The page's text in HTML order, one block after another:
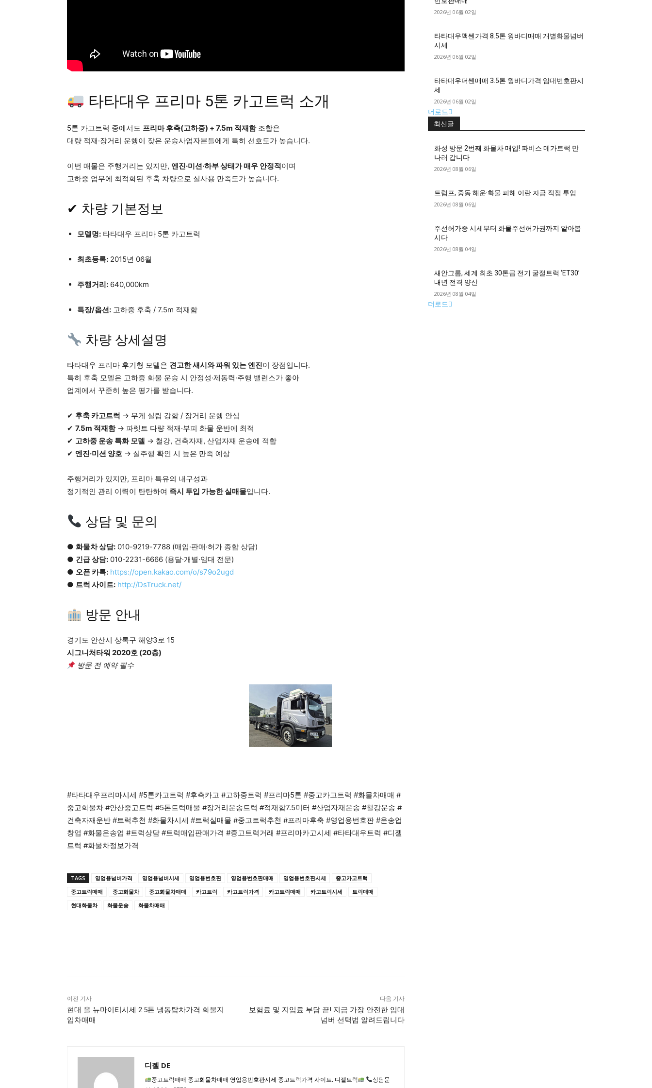
타타대우 프리마 5톤 카고트럭 소개
5톤 카고트럭 중에서도 프리마 후축(고하중) + 7.5m 적재함조합은
대량 적재·장거리 운행이 잦은 운송사업자분들에게 특히 선호도가 높습니다.
이번 매물은 주행거리는 있지만, 엔진·미션·하부 상태가 매우 안정적이며
고하중 업무에 최적화된 후축 차량으로 실사용 만족도가 높습니다.
✔ 차량 기본정보
모델명: 타타대우 프리마 5톤 카고트럭
최초등록: 2015년 06월
주행거리: 640,000km
특장/옵션: 고하중 후축 / 7.5m 적재함
차량 상세설명
타타대우 프리마 후기형 모델은 견고한 섀시와 파워 있는 엔진이 장점입니다.
특히 후축 모델은 고하중 화물 운송 시 안정성·제동력·주행 밸런스가 좋아
업계에서 꾸준히 높은 평가를 받습니다.
✔ 후축 카고트럭 → 무게 실림 강함 / 장거리 운행 안심
✔ 7.5m 적재함→ 파렛트 다량 적재·부피 화물 운반에 최적
✔ 고하중 운송 특화 모델 → 철강, 건축자재, 산업자재 운송에 적합
✔ 엔진·미션 양호 → 실주행 확인 시 높은 만족 예상
주행거리가 있지만, 프리마 특유의 내구성과
정기적인 관리 이력이 탄탄하여 즉시 투입 가능한 실매물입니다.
상담 및 문의
● 화물차 상담: 010-9219-7788 (매입·판매·허가 종합 상담)
● 긴급 상담: 010-2231-6666 (용달·개별·임대 전문)
● 오픈 카톡: https://open.kakao.com/o/s79o2ugd
● 트럭 사이트: http://DsTruck.net/
방문 안내
경기도 안산시 상록구 해양3로 15
시그니처타워 2020호 (20층)
방문 전 예약 필수
#타타대우프리마시세 #5톤카고트럭 #후축카고 #고하중트럭 #프리마5톤 #중고카고트럭 #화물차매매 #
중고화물차 #안산중고트럭 #5톤트럭매물 #장거리운송트럭 #적재함7.5미터 #산업자재운송 #철강운송 #
건축자재운반 #트럭추천 #화물차시세 #트럭실매물 #중고트럭추천 #프리마후축 #영업용번호판 #운송업
창업 #화물운송업 #트럭상담 #트럭매입판매가격 #중고트럭거래 #프리마카고시세 #타타대우트럭 #디젤
트럭 #화물차정보가격
TAGS 영업용넘버가격 영업용넘버시세 영업용번호판 영업용번호판매매 영업용번호판시세
중고카고트럭
중고트럭매매
중고화물차 중고화물차매매 카고트럭 카고트럭가격 카고트럭매매 카고트럭시세
트럭매매
현대화물차
화물운송 화물차매매
이전 기사
현대 올 뉴마이티시세 2.5톤 냉동탑차가격 화물지
입차매매
다음 기사
보험료 및 지입료 부담 끝! 지금 가장 안전한 임대
넘버 선택법 알려드립니다
디젤 DE
중고트럭매매 중고화물차매매 영업용번호판시세 중고트럭가격 사이트. 디젤트럭
상담문
2026년 06월 02일
타타대우맥쎈가격 8.5톤 윙바디매매 개별화물넘버
시세
2026년 06월 02일
타타대우더쎈매매 3.5톤 윙바디가격 임대번호판시
세
2026년 06월 02일
더로드
최신글
화성 방문 2번째 화물차 매입! 파비스 메가트럭 만
나러 갑니다
2026년 08월 06일
트럼프, 중동 해운·화물 피해 이란 자금 직접 투입
2026년 08월 06일
주선허가증 시세부터 화물주선허가권까지 알아봅
시다
2026년 08월 04일
새안그룹, 세계 최초 30톤급 전기 굴절트럭 ‘ET30’
내년 전격 양산
2026년 08월 04일
더로드